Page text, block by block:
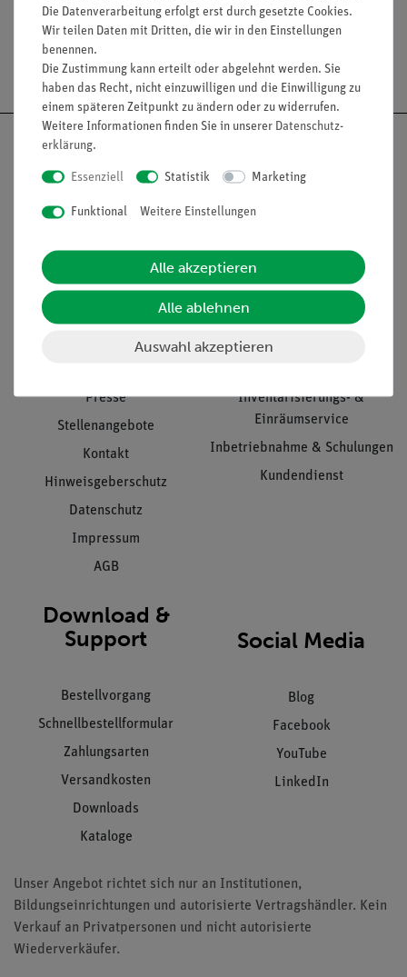
Versandkostenfrei ab 300,- €
Informationen
Unternehmen
Presse
Stellenangebote
Kontakt
Hinweisgeberschutz
Datenschutz
Impressum
AGB
Service
Übersicht Service
Inventarisierungs- &
Einräumservice
Inbetriebnahme & Schulungen
Kundendienst
Download &
Support
Bestellvorgang
Schnellbestellformular
Zahlungsarten
Versandkosten
Downloads
Kataloge
Social Media
Blog
Facebook
YouTube
LinkedIn
Unser Angebot richtet sich nur an Institutionen,
Bildungseinrichtungen und autorisierte Vertragshändler. Kein
Verkauf an Privatpersonen und nicht autorisierte
Wiederverkäufer.
Die Datenverarbeitung erfolgt erst durch gesetzte Cookies.
Wir teilen Daten mit Dritten, die wir in den Einstellungen
benennen.
Die Zustimmung kann erteilt oder abgelehnt werden. Sie
haben das Recht, nicht einzuwilligen und die Einwilligung zu
einem späteren Zeitpunkt zu ändern oder zu widerrufen.
Weitere Informationen finden Sie in unserer Daten­schutz­
erklärung.
Essenziell Statistik Marketing
Funktional Weitere Einstellungen
Alle akzeptieren
Alle ablehnen
Auswahl akzeptieren